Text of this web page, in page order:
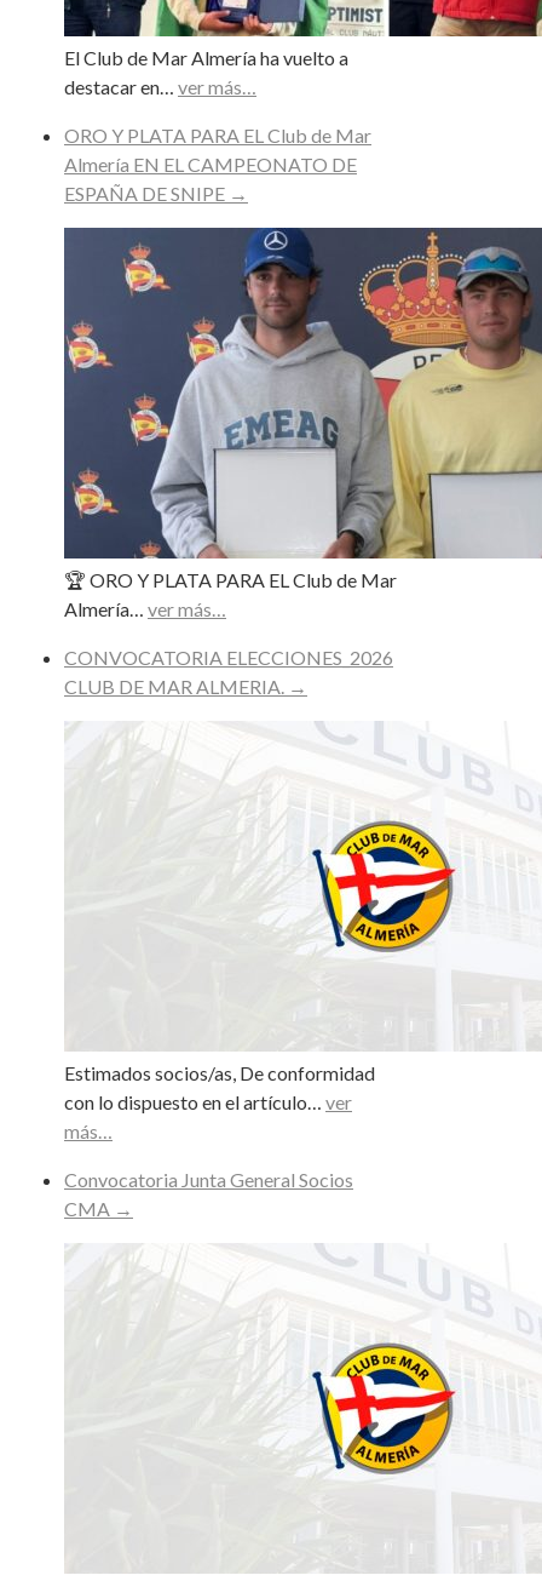
El Club de Mar Almería ha vuelto a
destacar en… ver más…
ORO Y PLATA PARA EL Club de Mar
Almería EN EL CAMPEONATO DE
ESPAÑA DE SNIPE →
🏆 ORO Y PLATA PARA EL Club de Mar
Almería… ver más…
CONVOCATORIA ELECCIONES_2026
CLUB DE MAR ALMERIA. →
Estimados socios/as, De conformidad
con lo dispuesto en el artículo… ver
más…
Convocatoria Junta General Socios
CMA →